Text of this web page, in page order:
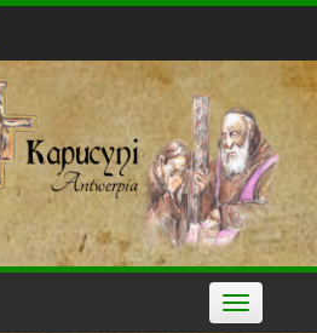
Toggle
navigation